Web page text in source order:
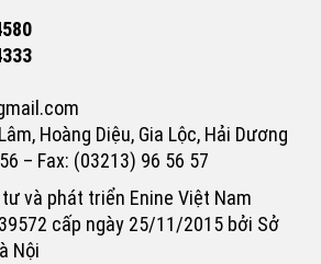
Hoàng Diệu, Gia Lộc, Hải Dương
– Fax: (03213) 96 56 57
và phát triển Enine Việt Nam
cấp ngày 25/11/2015 bởi Sở
Nội